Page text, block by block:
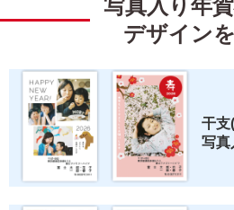
トイ・ストーリー
リラックマ
ズートピア2
ロディ
写真入り年
デザイン
干支
写真